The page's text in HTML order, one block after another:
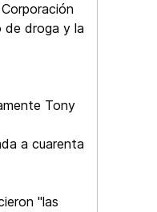
de droga y la
Tony
a cuarenta
"las